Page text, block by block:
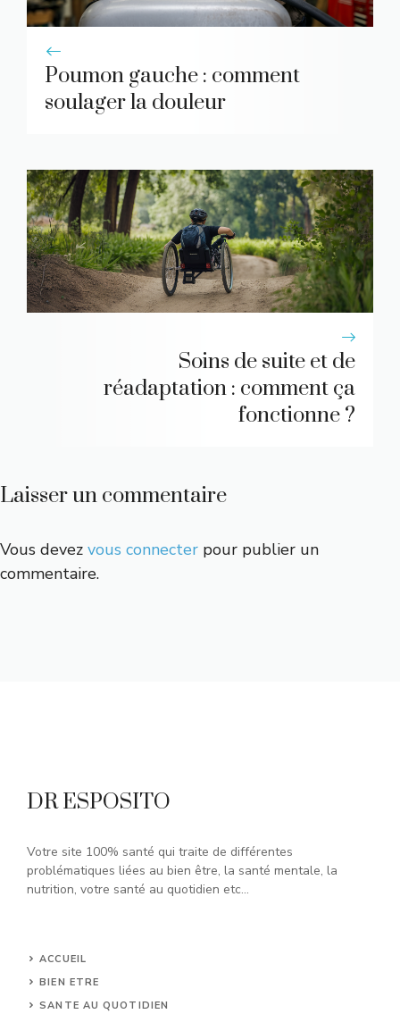
Poumon gauche : comment
soulager la douleur
Soins de suite et de
réadaptation : comment ça
fonctionne ?
Laisser un commentaire
Vous devez vous connecter pour publier un
commentaire.
DR ESPOSITO
Votre site 100% santé qui traite de différentes
problématiques liées au bien être, la santé mentale, la
nutrition, votre santé au quotidien etc...
ACCUEIL
BIEN ETRE
SANTE AU QUOTIDIEN